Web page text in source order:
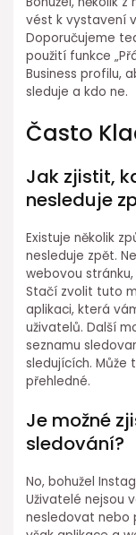
vést k vystavení
Doporučujeme
použití funkce
Business profilu,
sleduje a kdo ne.
Často
Jak zjistit,
nesleduje
Existuje několik
nesleduje zpět.
webovou
Stačí zvolit tuto
aplikaci, která
uživatelů. Další
seznamu
sledujících. Může
přehledné.
Je možné
sledování?
No, bohužel
Uživatelé nejsou
nesledovat nebo